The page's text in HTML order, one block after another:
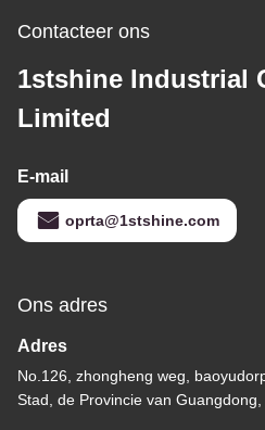
Contacteer ons
1stshine Industrial
Limited
E-mail
oprta@1stshine.com
Ons adres
Adres
No.126, zhongheng weg,
Stad, de Provincie van Guangdong,